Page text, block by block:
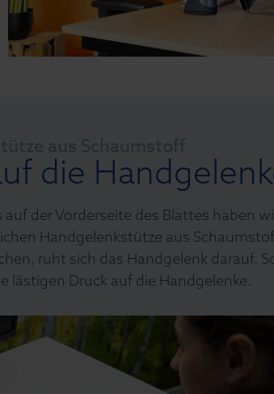
aus Schaumstoff
die
der Vorderseite des Blattes haben
Handgelenkstütze aus
ruht sich das Handgelenk darauf.
lästigen Druck auf die Handgelenke.